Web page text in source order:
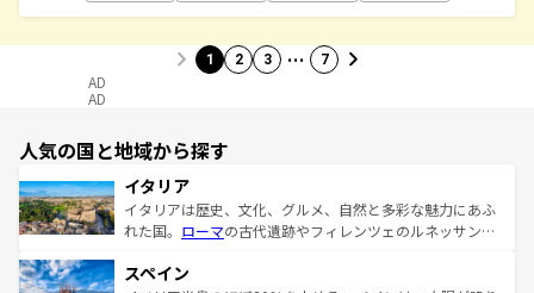
1 2 3 … 7
AD
AD
人気の国と地域から探す
イタリア
イタリアは歴史、文化、グルメ、自然と多彩な魅力にあふ
れた国。 ローマの古代遺跡やフィレンツェのルネッサンス
ろん、トスカーナの美しい田園風景やアマルフィ海岸の絶
スペイン